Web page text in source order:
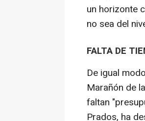
un horizonte
no sea del
FALTA DE
De igual
Marañón de
faltan
Prados, ha